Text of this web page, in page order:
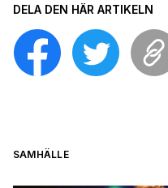
DELA DEN HÄR ARTIKELN
SAMHÄLLE